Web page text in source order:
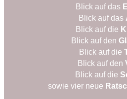
Blick auf das
Blick auf das
Blick auf die
Blick auf den
Blick auf die
Blick auf den
Blick auf die
sowie vier neue